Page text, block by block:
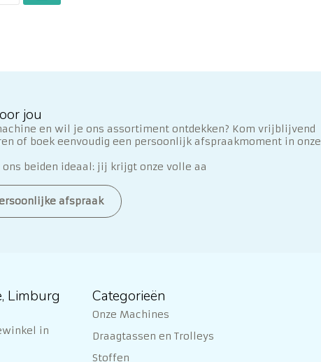
jou
en wil je ons assortiment ontdekken? Kom vrijblijvend
of boek eenvoudig een persoonlijk afspraakmoment in onze
beiden ideaal: jij krijgt onze volle aa
afspraak
Limburg
in
Categorieën
Onze Machines
Draagtassen en Trolleys
Stoffen